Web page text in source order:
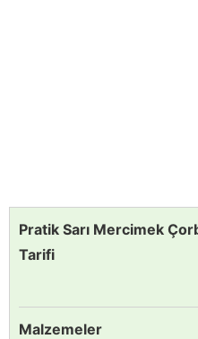
Pratik Sarı Mercimek
Tarifi
Malzemeler